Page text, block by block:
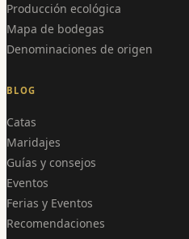
Producción ecológica
Mapa de bodegas
Denominaciones de origen
BLOG
Catas
Maridajes
Guías y consejos
Eventos
Ferias y Eventos
Recomendaciones